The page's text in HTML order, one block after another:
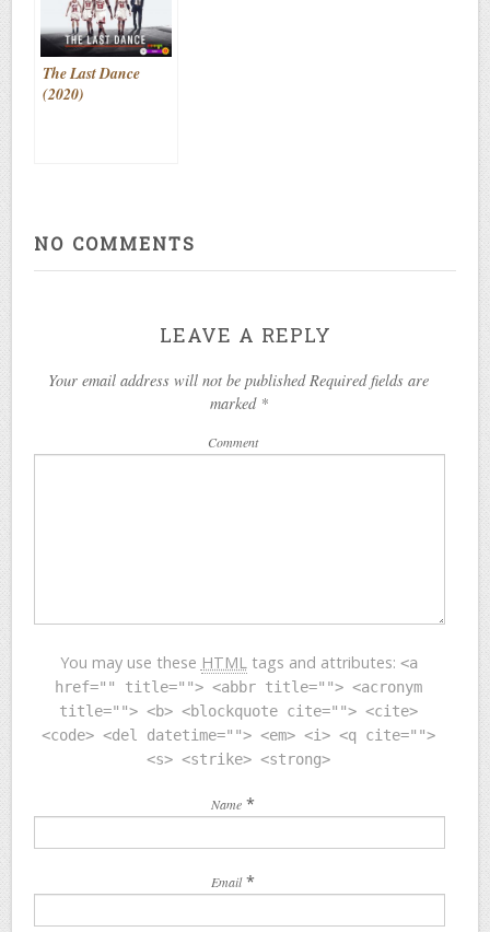
The Last Dance
(2020)
NO COMMENTS
LEAVE A REPLY
Your email address will not be published Required fields are
marked *
Comment
You may use these HTML tags and attributes: <a
href="" title=""> <abbr title=""> <acronym
title=""> <b> <blockquote cite=""> <cite>
<code> <del datetime=""> <em> <i> <q cite="">
<s> <strike> <strong>
Name *
Email *